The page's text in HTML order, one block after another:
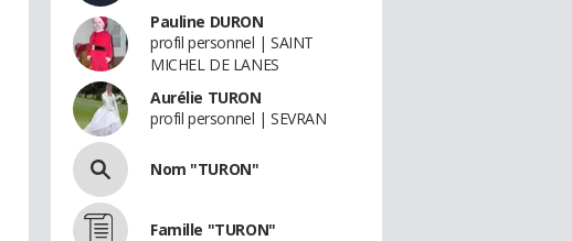
Pauline DURON
profil personnel | SAINT
MICHEL DE LANES
Aurélie TURON
profil personnel | SEVRAN
Nom "TURON"
Famille "TURON"